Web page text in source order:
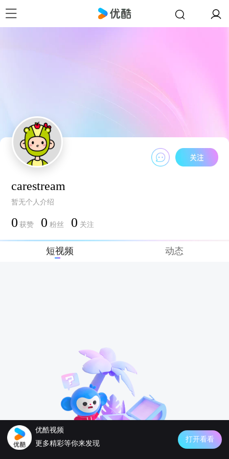
carestream
暂无个人介绍
0 获赞 0 粉丝 0 关注
短视频 动态
优酷视频
更多精彩等你来发现
打开看看